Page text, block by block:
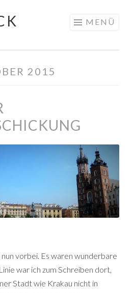
MENÜ
2015
vorbei. Es waren wunderbare
war ich zum Schreiben dort,
Stadt wie Krakau nicht in